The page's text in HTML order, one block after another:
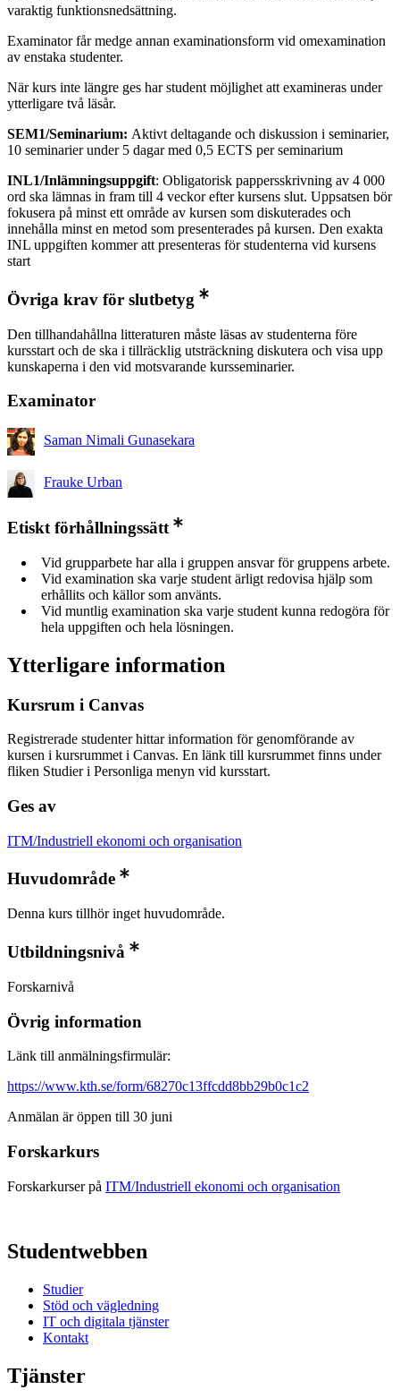
varaktig funktionsnedsättning.
Examinator får medge annan examinationsform vid omexamination
av enstaka studenter.
När kurs inte längre ges har student möjlighet att examineras under
ytterligare två läsår.
SEM1/Seminarium: Aktivt deltagande och diskussion i seminarier,
10 seminarier under 5 dagar med 0,5 ECTS per seminarium
INL1/Inlämningsuppgift: Obligatorisk pappersskrivning av 4 000
ord ska lämnas in fram till 4 veckor efter kursens slut. Uppsatsen bör
fokusera på minst ett område av kursen som diskuterades och
innehålla minst en metod som presenterades på kursen. Den exakta
INL uppgiften kommer att presenteras för studenterna vid kursens
start
Övriga krav för slutbetyg
Den tillhandahållna litteraturen måste läsas av studenterna före
kursstart och de ska i tillräcklig utsträckning diskutera och visa upp
kunskaperna i den vid motsvarande kursseminarier.
Examinator
Saman Nimali Gunasekara
Frauke Urban
Etiskt förhållningssätt
Vid grupparbete har alla i gruppen ansvar för gruppens arbete.
Vid examination ska varje student ärligt redovisa hjälp som
erhållits och källor som använts.
Vid muntlig examination ska varje student kunna redogöra för
hela uppgiften och hela lösningen.
Ytterligare information
Kursrum i Canvas
Registrerade studenter hittar information för genomförande av
kursen i kursrummet i Canvas. En länk till kursrummet finns under
fliken Studier i Personliga menyn vid kursstart.
Ges av
ITM/Industriell ekonomi och organisation
Huvudområde
Denna kurs tillhör inget huvudområde.
Utbildningsnivå
Forskarnivå
Övrig information
Länk till anmälningsfirmulär:
https://www.kth.se/form/68270c13ffcdd8bb29b0c1c2
Anmälan är öppen till 30 juni
Forskarkurs
Forskarkurser på ITM/Industriell ekonomi och organisation
Studentwebben
Studier
Stöd och vägledning
IT och digitala tjänster
Kontakt
Tjänster